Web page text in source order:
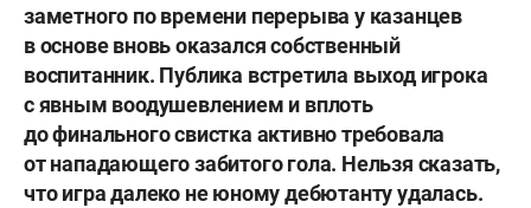
заметного по времени перерыва у казанцев
в основе вновь оказался собственный
воспитанник. Публика встретила выход игрока
с явным воодушевлением и вплоть
до финального свистка активно требовала
от нападающего забитого гола. Нельзя сказать,
что игра далеко не юному дебютанту удалась.